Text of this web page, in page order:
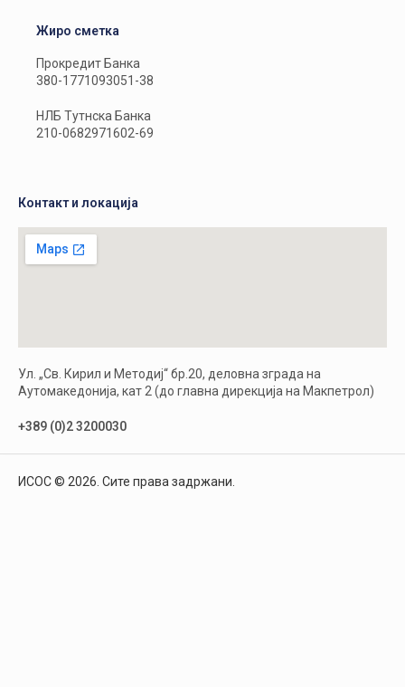
Жиро сметка
Прокредит Банка
380-1771093051-38
НЛБ Тутнска Банка
210-0682971602-69
Контакт и локација
Ул. „Св. Кирил и Методиј“ бр.20, деловна зграда на
Аутомакедонија, кат 2 (до главна дирекција на Макпетрол)
+389 (0)2 3200030
ИСОС © 2026. Сите права задржани.